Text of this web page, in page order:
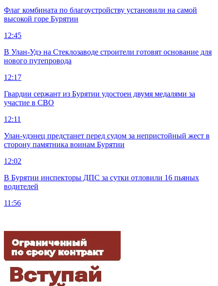
Флаг комбината по благоустройству установили на самой
высокой горе Бурятии
12:45
В Улан-Удэ на Стеклозаводе строители готовят основание для
нового путепровода
12:17
Гвардии сержант из Бурятии удостоен двумя медалями за
участие в СВО
12:11
Улан-удэнец предстанет перед судом за непристойный жест в
сторону памятника воинам Бурятии
12:02
В Бурятии инспекторы ДПС за сутки отловили 16 пьяных
водителей
11:56